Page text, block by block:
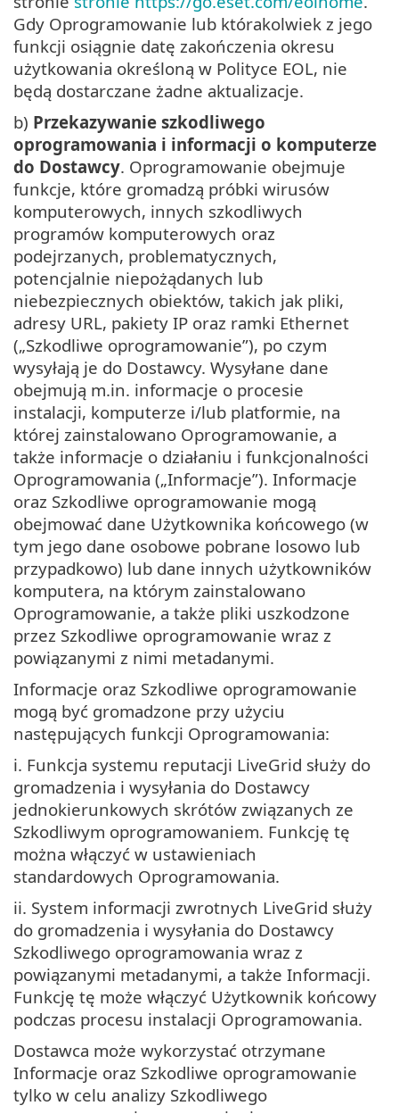
Gdy Oprogramowanie lub którakolwiek z jego
funkcji osiągnie datę zakończenia okresu
użytkowania określoną w Polityce EOL, nie
będą dostarczane żadne aktualizacje.
b) Przekazywanie szkodliwego
oprogramowania i informacji o komputerze
do Dostawcy. Oprogramowanie obejmuje
funkcje, które gromadzą próbki wirusów
komputerowych, innych szkodliwych
programów komputerowych oraz
podejrzanych, problematycznych,
potencjalnie niepożądanych lub
niebezpiecznych obiektów, takich jak pliki,
adresy URL, pakiety IP oraz ramki Ethernet
(„Szkodliwe oprogramowanie”), po czym
wysyłają je do Dostawcy. Wysyłane dane
obejmują m.in. informacje o procesie
instalacji, komputerze i/lub platformie, na
której zainstalowano Oprogramowanie, a
także informacje o działaniu i funkcjonalności
Oprogramowania („Informacje”). Informacje
oraz Szkodliwe oprogramowanie mogą
obejmować dane Użytkownika końcowego (w
tym jego dane osobowe pobrane losowo lub
przypadkowo) lub dane innych użytkowników
komputera, na którym zainstalowano
Oprogramowanie, a także pliki uszkodzone
przez Szkodliwe oprogramowanie wraz z
powiązanymi z nimi metadanymi.
Informacje oraz Szkodliwe oprogramowanie
mogą być gromadzone przy użyciu
następujących funkcji Oprogramowania:
i. Funkcja systemu reputacji LiveGrid służy do
gromadzenia i wysyłania do Dostawcy
jednokierunkowych skrótów związanych ze
Szkodliwym oprogramowaniem. Funkcję tę
można włączyć w ustawieniach
standardowych Oprogramowania.
ii. System informacji zwrotnych LiveGrid służy
do gromadzenia i wysyłania do Dostawcy
Szkodliwego oprogramowania wraz z
powiązanymi metadanymi, a także Informacji.
Funkcję tę może włączyć Użytkownik końcowy
podczas procesu instalacji Oprogramowania.
Dostawca może wykorzystać otrzymane
Informacje oraz Szkodliwe oprogramowanie
tylko w celu analizy Szkodliwego